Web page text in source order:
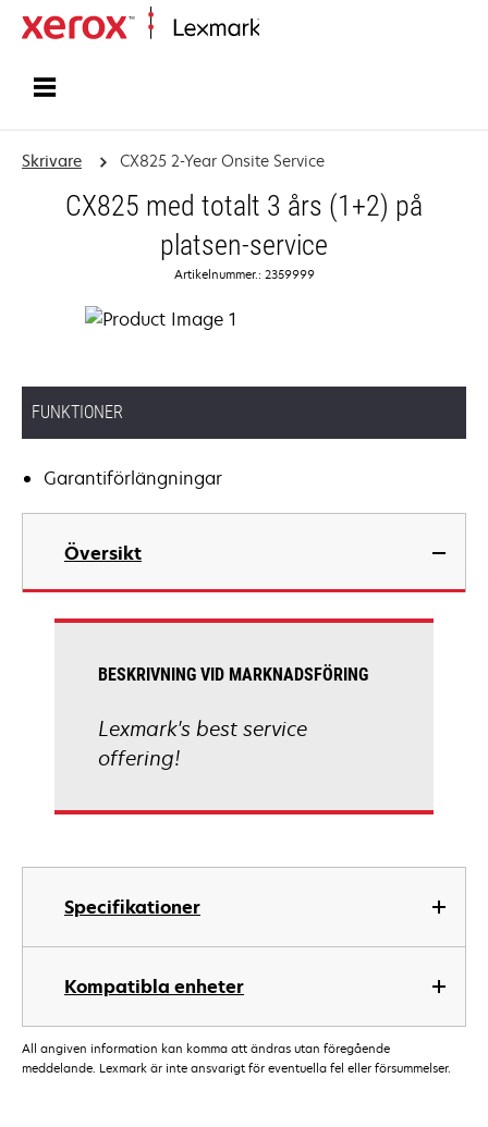
Skrivare CX825 2-Year Onsite Service
CX825 med totalt 3 års (1+2) på
platsen-service
Artikelnummer.: 2359999
FUNKTIONER
Garantiförlängningar
Översikt
Specifikationer
Kompatibla enheter
BESKRIVNING VID MARKNADSFÖRING
Lexmark's best service
offering!
All angiven information kan komma att ändras utan föregående
meddelande. Lexmark är inte ansvarigt för eventuella fel eller försummelser.